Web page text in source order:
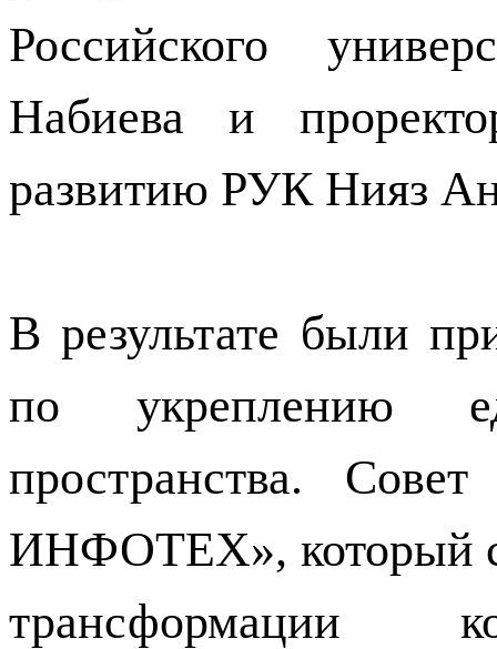
Российского
Набиева и
развитию РУК Нияз
В результате были
по укреплению
пространства.
ИНФОТЕХ», который
трансформации